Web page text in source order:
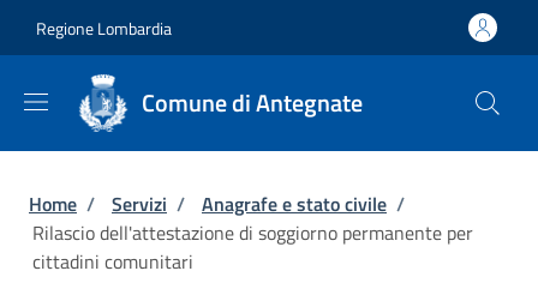
Regione Lombardia
Comune di Antegnate
Briciole di pane
Home / Servizi / Anagrafe e stato civile /
Rilascio dell'attestazione di soggiorno permanente per
cittadini comunitari